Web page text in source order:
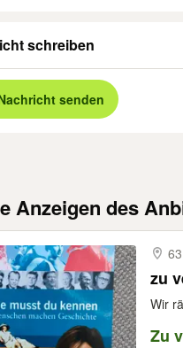
schreiben
senden
Anzeigen des
zu
Wir
Zu